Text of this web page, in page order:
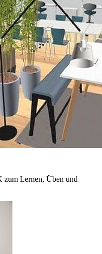
Lernen, Üben und